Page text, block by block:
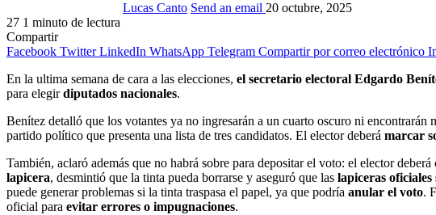
Lucas Canto Send an email 20 octubre, 2025
27 1 minuto de lectura
Compartir
Facebook Twitter LinkedIn WhatsApp Telegram Compartir por correo electrónico
En la ultima semana de cara a las elecciones, el secretario electoral Edgardo
para elegirdiputados nacionales.
Benítez detalló que los votantes ya no ingresarán a un cuarto oscuro ni
partido político que presenta una lista de tres candidatos. El elector deberá marcar
También, aclaró además que no habrá sobre para depositar el voto: el elector deberá
lapicera, desmintió que la tinta pueda borrarse y aseguró que las lapiceras oficiales
puede generar problemas si la tinta traspasa el papel, ya que podría anular el voto.
oficial para evitar errores o impugnaciones.